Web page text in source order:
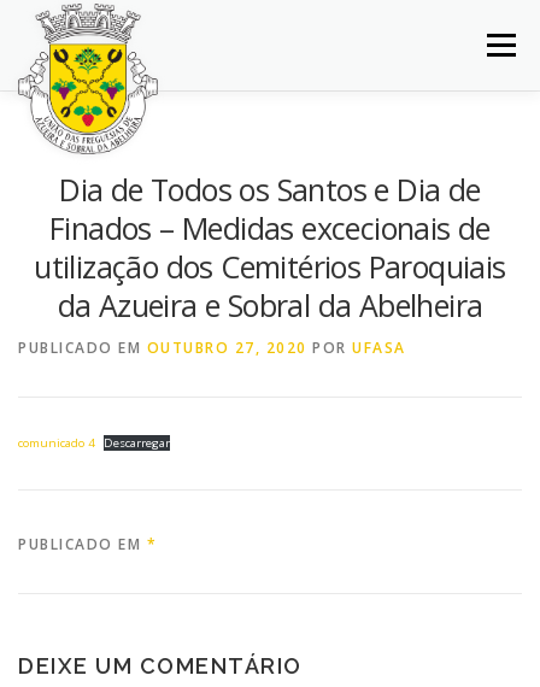
Saltar
conteúdo
Menu
INÍCIO JUNTA DE FREGUESIA
BALCÃO VIRTUAL NOTÍCIAS MAPA
CONCURSOS CONTACTOS
Dia de Todos os Santos e Dia de
Finados – Medidas excecionais de
utilização dos Cemitérios Paroquiais
da Azueira e Sobral da Abelheira
PUBLICADO EM OUTUBRO 27, 2020 POR UFASA
comunicado 4 Descarregar
PUBLICADO EM *
DEIXE UM COMENTÁRIO